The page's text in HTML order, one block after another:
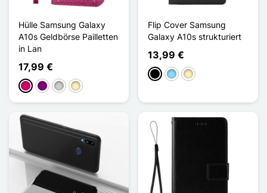
Hülle Samsung Galaxy
A10s Geldbörse Pailletten
in Lan
17,99 €
Magenta
ViolettSilberGolden
Flip Cover Samsung
Galaxy A10s strukturiert
13,99 €
Schwarz
HellblauGolden